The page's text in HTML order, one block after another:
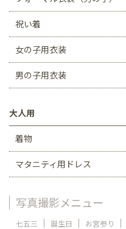
祝い着
女の子用衣装
男の子用衣装
大人用
着物
マタニティ用ドレス
写真撮影メニュー
七五三 誕生日 お宮参り